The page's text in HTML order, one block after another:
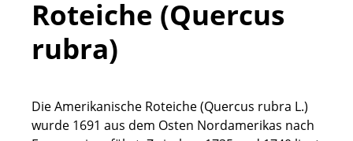
Roteiche (Quercus
rubra)
Die Amerikanische Roteiche (Quercus rubra L.)
wurde 1691 aus dem Osten Nordamerikas nach